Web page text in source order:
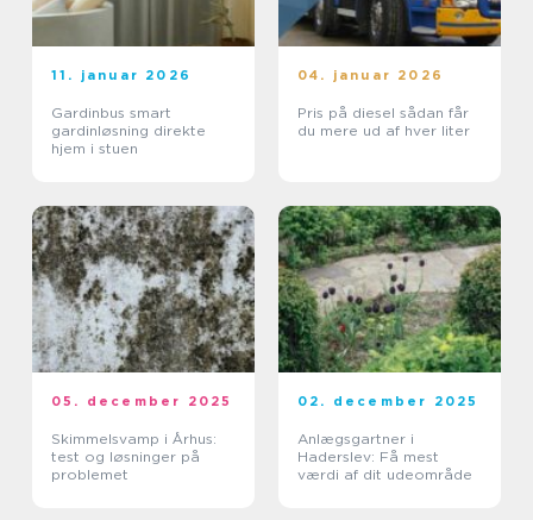
11. januar 2026
Gardinbus smart
gardinløsning direkte
hjem i stuen
04. januar 2026
Pris på diesel sådan får
du mere ud af hver liter
05. december 2025
Skimmelsvamp i Århus:
test og løsninger på
problemet
02. december 2025
Anlægsgartner i
Haderslev: Få mest
værdi af dit udeområde